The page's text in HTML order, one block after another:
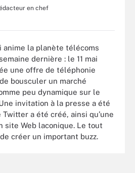
en chef
anime la planète télécoms
dernière : le 11 mai
une offre de téléphonie
bousculer un marché
peu dynamique sur le
invitation à la presse a été
a été créé, ainsi qu’une
site Web laconique. Le tout
créer un important buzz.